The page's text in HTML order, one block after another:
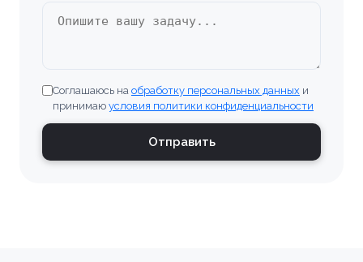
Соглашаюсь на обработку персональных данных и
принимаю условия политики конфиденциальности
Отправить